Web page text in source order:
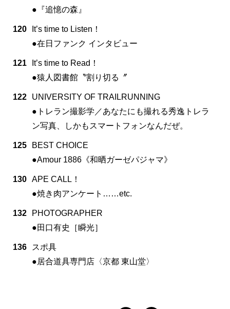
●『追憶の森』
120
It’s time to Listen！
●在日ファンク インタビュー
121
It’s time to Read！
●猿人図書館〝割り切る〞
122
UNIVERSITY OF TRAILRUNNING
●トレラン撮影学／あなたにも撮れる秀逸トレラ
ン写真、しかもスマートフォンなんだぜ。
125
BEST CHOICE
●Amour 1886《和晒ガーゼパジャマ》
130 APE CALL！
●焼き肉アンケート……etc.
132
PHOTOGRAPHER
●田口有史［瞬光］
136
スポ具
●居合道具専門店〈京都 東山堂〉